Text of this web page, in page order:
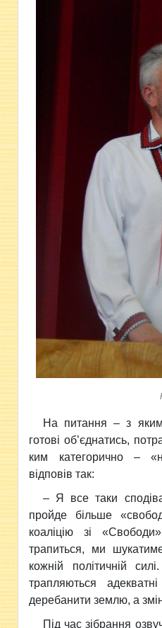
На питання – з
готові об’єднатись,
ким категорично –
відповів так:
– Я все таки
пройде більше
коаліцію зі
трапиться, ми
кожній політичній
трапляються
деребанити землю, а
Під час зібрання